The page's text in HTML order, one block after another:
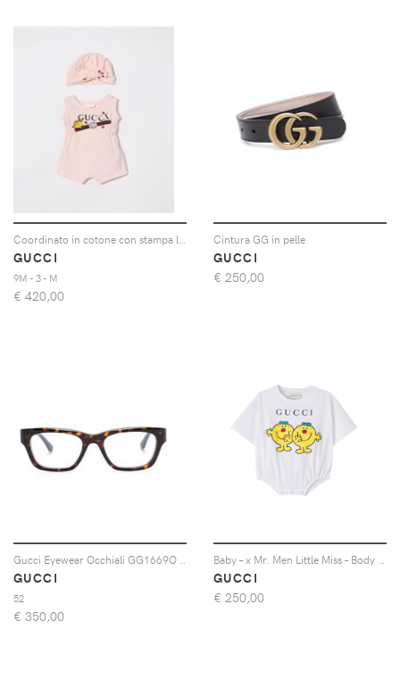
GUCCI
9M - 3 - M
€ 420,00
Cintura GG in pelle
GUCCI
€ 250,00
GUCCI
52
€ 350,00
GUCCI
€ 250,00